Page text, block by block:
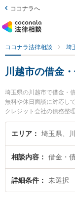
ココナラへ
ココナラ法律相談 埼
川越市の借金
埼玉県の川越市で借金・
無料や休日面談に対応し
クレジット会社の債務整
検索もでき便利です。特
古谷法律事務所の遠藤
に相談したい』『借金・
検索したい』『初回相談
護士に相談予約したい』
エリア 埼玉県、
相談内容 借金・
詳細条件 未選択